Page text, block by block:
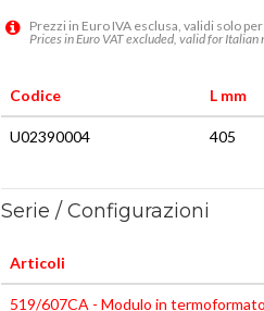
Prezzi in Euro IVA esclusa, validi solo
Prices in Euro VAT excluded, valid for Italian
Codice L mm
U02390004 405
Serie / Configurazioni
Articoli
519/607CA - Modulo in